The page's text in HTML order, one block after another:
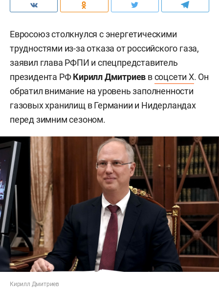
Евросоюз столкнулся с энергетическими
трудностями из-за отказа от российского газа,
заявил глава РФПИ и спецпредставитель
президента РФКирилл Дмитриев всоцсети X. Он
обратил внимание на уровень заполненности
газовых хранилищ в Германии и Нидерландах
перед зимним сезоном.
Кирилл Дмитриев